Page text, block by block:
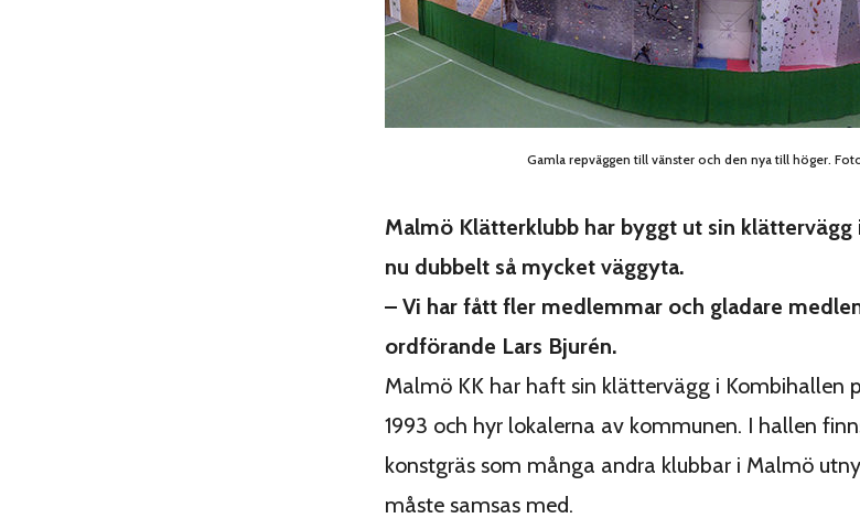
Gamla repväggen till vänster och den nya till höger.
Malmö Klätterklubb har byggt ut sin klättervägg
nu dubbelt så mycket väggyta.
– Vi har fått fler medlemmar och gladare
ordförande Lars Bjurén.
Malmö KK har haft sin klättervägg i Kombihallen
1993 och hyr lokalerna av kommunen. I hallen
konstgräs som många andra klubbar i Malmö
måste samsas med.